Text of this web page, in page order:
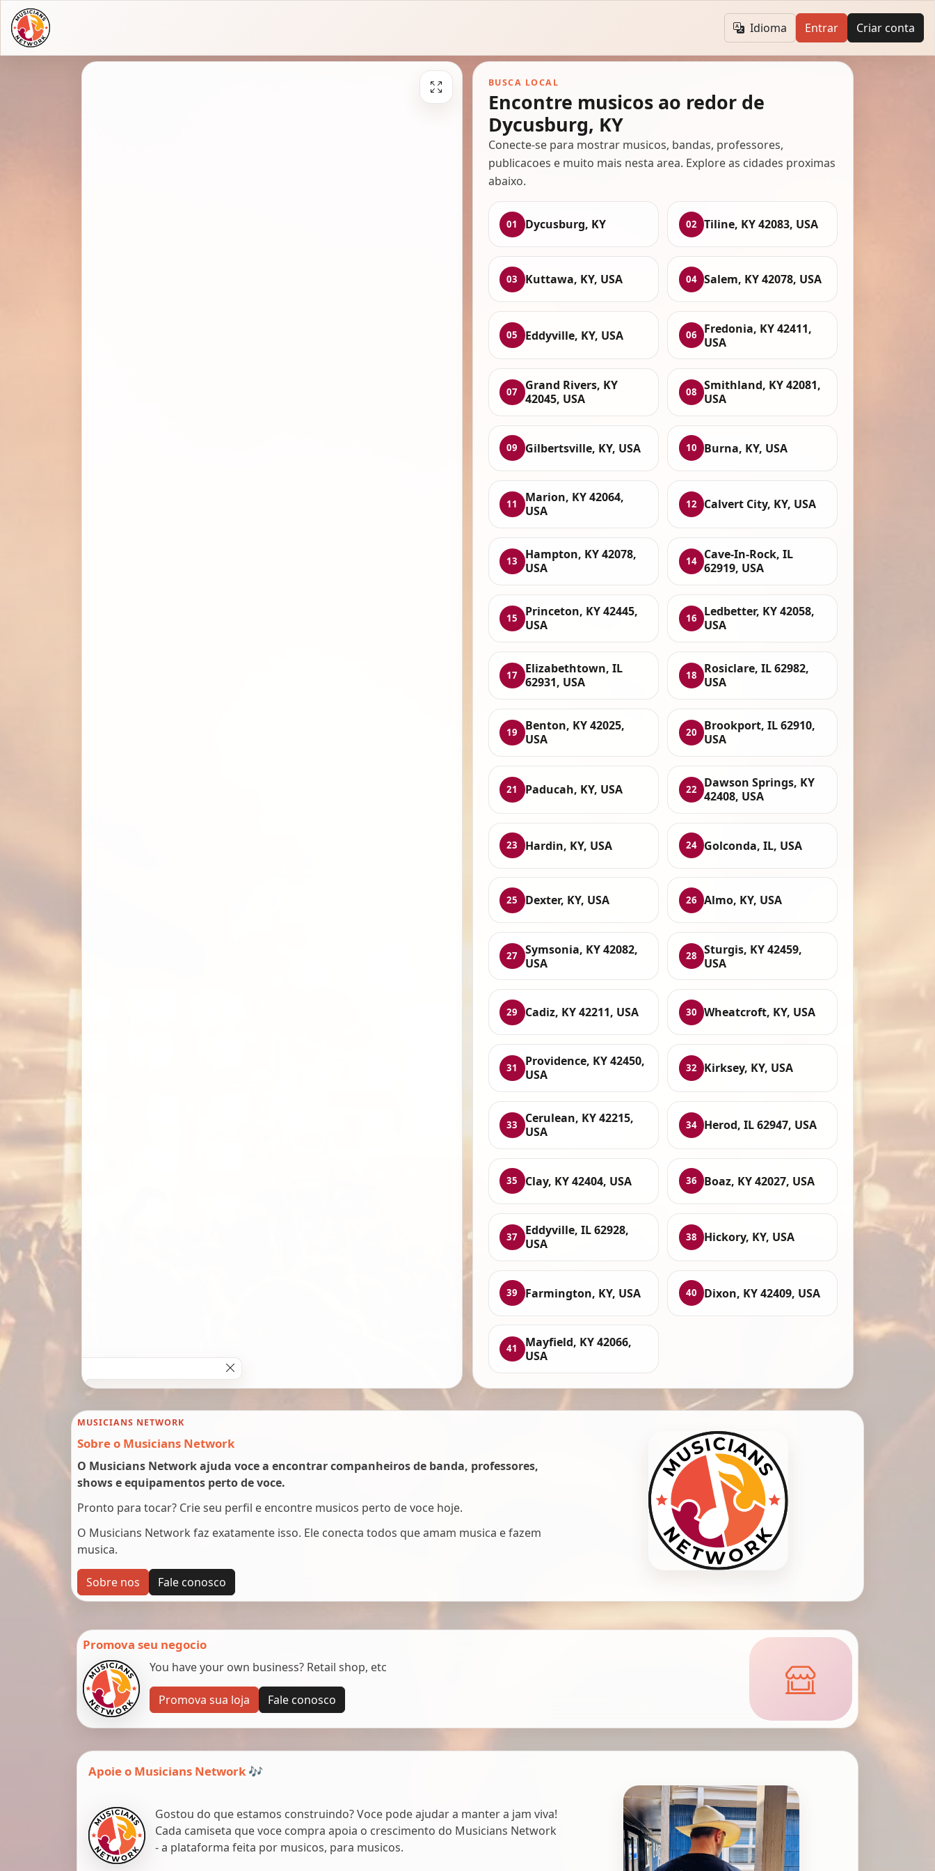
Idioma Entrar Criar conta
BUSCA LOCAL
Encontre musicos ao redor de
Dycusburg, KY
Conecte-se para mostrar musicos, bandas, professores,
publicacoes e muito mais nesta area. Explore as cidades proximas
abaixo.
01 Dycusburg, KY 02 Tiline, KY 42083, USA
03 Kuttawa, KY, USA 04 Salem, KY 42078, USA
05 Eddyville, KY, USA 06
Fredonia, KY 42411,
USA
07
Grand Rivers, KY
42045, USA
08
Smithland, KY 42081,
USA
09 Gilbertsville, KY, USA 10 Burna, KY, USA
11
Marion, KY 42064,
USA
12 Calvert City, KY, USA
13
Hampton, KY 42078,
USA
14
Cave-In-Rock, IL
62919, USA
15
Princeton, KY 42445,
USA
16
Ledbetter, KY 42058,
USA
17
Elizabethtown, IL
62931, USA
18
Rosiclare, IL 62982,
USA
19
Benton, KY 42025,
USA
20
Brookport, IL 62910,
USA
21 Paducah, KY, USA 22
Dawson Springs, KY
42408, USA
23 Hardin, KY, USA 24 Golconda, IL, USA
25 Dexter, KY, USA 26 Almo, KY, USA
27
Symsonia, KY 42082,
USA
28
Sturgis, KY 42459,
USA
29 Cadiz, KY 42211, USA 30 Wheatcroft, KY, USA
31
Providence, KY 42450,
USA
32 Kirksey, KY, USA
33
Cerulean, KY 42215,
USA
34 Herod, IL 62947, USA
35 Clay, KY 42404, USA 36 Boaz, KY 42027, USA
37
Eddyville, IL 62928,
USA
38 Hickory, KY, USA
39 Farmington, KY, USA 40 Dixon, KY 42409, USA
41
Mayfield, KY 42066,
USA
MUSICIANS NETWORK
Sobre o Musicians Network
O Musicians Network ajuda voce a encontrar companheiros de banda, professores,
shows e equipamentos perto de voce.
Pronto para tocar? Crie seu perfil e encontre musicos perto de voce hoje.
O Musicians Network faz exatamente isso. Ele conecta todos que amam musica e fazem
musica.
Sobre nos Fale conosco
Promova seu negocio
You have your own business? Retail shop, etc
Promova sua loja Fale conosco
Apoie o Musicians Network 🎶
Gostou do que estamos construindo? Voce pode ajudar a manter a jam viva!
Cada camiseta que voce compra apoia o crescimento do Musicians Network
- a plataforma feita por musicos, para musicos.